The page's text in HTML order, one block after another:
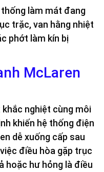
thống làm mát đang
trặc, van hằng nhiệt
phớt làm kín bị
McLaren
nghiệt cùng môi
khiến hệ thống điện
dễ xuống cấp sau
điều hòa gặp trục
hoặc hư hỏng là điều